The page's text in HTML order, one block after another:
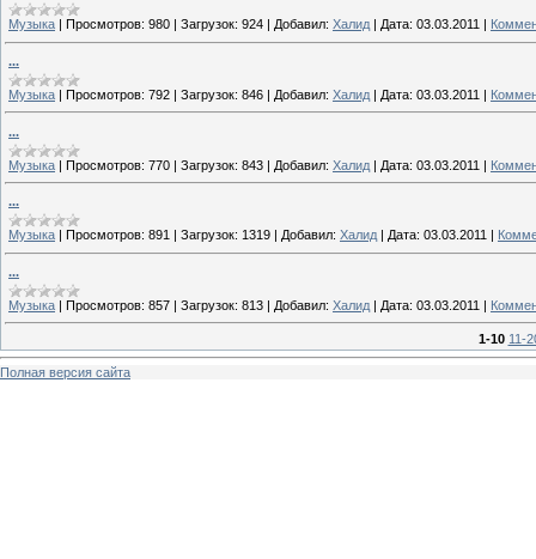
Музыка Просмотров: 980 Загрузок: 924 Добавил: Халид Дата: 03.03.2011
...
Музыка | Просмотров: 792 | Загрузок: 846 | Добавил: Халид | Дата: 03.03.2011 |
...
Музыка | Просмотров: 770 | Загрузок: 843 | Добавил: Халид | Дата: 03.03.2011 |
...
Музыка | Просмотров: 891 | Загрузок: 1319 | Добавил: Халид | Дата: 03.03.2011 |
...
Музыка | Просмотров: 857 | Загрузок: 813 | Добавил: Халид | Дата: 03.03.2011 |
1-10 11-
Полная версия сайта